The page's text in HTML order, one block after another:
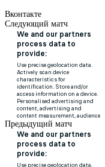
Вконтакте
Следующий матч
Предыдущий матч